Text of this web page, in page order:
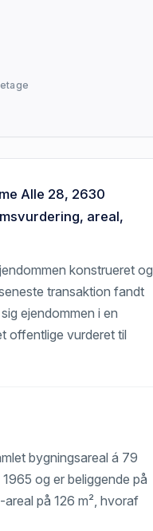
Alle 28, 2630
areal,
konstrueret og
transaktion fandt
ejendommen i en
offentlige vurderet til
bygningsareal á 79
og er beliggende på
på 126 m², hvoraf